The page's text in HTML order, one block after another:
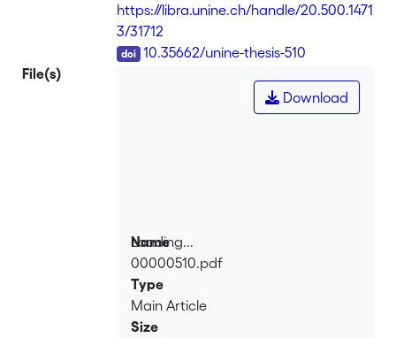
https://libra.unine.ch/handle/20.500.1471
3/31712
10.35662/unine-thesis-510
File(s)
Loading...
Loading...
Download
Name
00000510.pdf
Type
Main Article
Size